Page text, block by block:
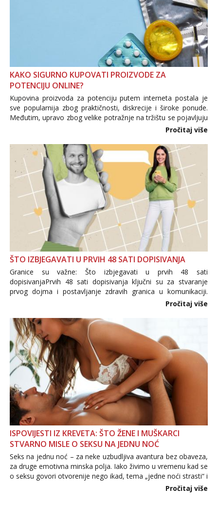
KAKO SIGURNO KUPOVATI PROIZVODE ZA
POTENCIJU ONLINE?
Kupovina proizvoda za potenciju putem interneta postala je
sve popularnija zbog praktičnosti, diskrecije i široke ponude.
Međutim, upravo zbog velike potražnje na tržištu se pojavljuju
i brojni krivotvoreni proizvodi, nepouzdane internetske
Pročitaj više
ŠTO IZBJEGAVATI U PRVIH 48 SATI DOPISIVANJA
Granice su važne: Što izbjegavati u prvih 48 sati
dopisivanjaPrvih 48 sati dopisivanja ključni su za stvaranje
prvog dojma i postavljanje zdravih granica u komunikaciji.
Važno je izbjeći prebrzo otkrivanje osobnih ili intimnih
povjerenje. Takođe...
Pročitaj više
ISPOVIJESTI IZ KREVETA: ŠTO ŽENE I MUŠKARCI
STVARNO MISLE O SEKSU NA JEDNU NOĆ
Seks na jednu noć – za neke uzbudljiva avantura bez obaveza,
za druge emotivna minska polja. Iako živimo u vremenu kad se
o seksu govori otvorenije nego ikad, tema „jedne noći strasti“ i
dalje izaziva burne rasprave. Što zapravo misle žene, a što
Pročitaj više